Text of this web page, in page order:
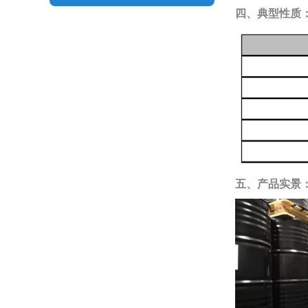
四、典型性质
五、产品实景